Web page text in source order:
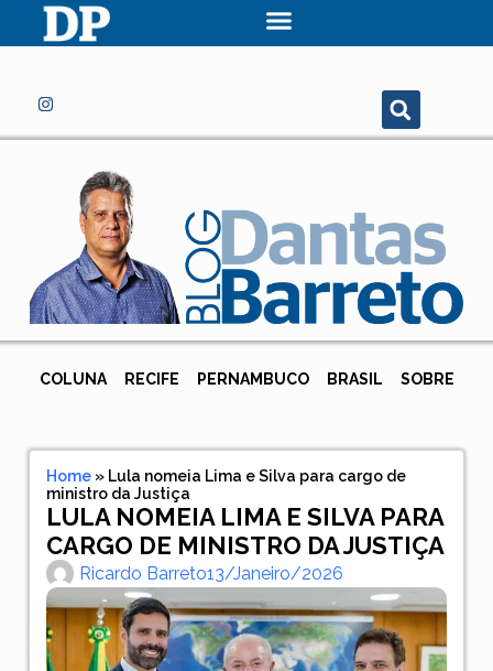
COLUNA RECIFE PERNAMBUCO BRASIL SOBRE
Home» Lula nomeia Lima e Silva para cargo de
ministro da Justiça
LULA NOMEIA LIMA E SILVA PARA
CARGO DE MINISTRO DA JUSTIÇA
Ricardo Barreto13/janeiro/2026